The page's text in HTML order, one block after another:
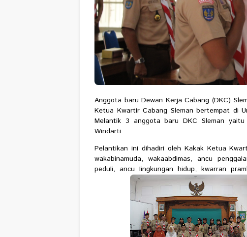
Anggota baru Dewan Kerja Cabang (DKC)
Ketua Kwartir Cabang Sleman bertempat di
Melantik 3 anggota baru DKC Sleman
Windarti.
Pelantikan ini dihadiri oleh Kakak Ketua
wakabinamuda, wakaabdimas, ancu
peduli, ancu lingkungan hidup, kwarran